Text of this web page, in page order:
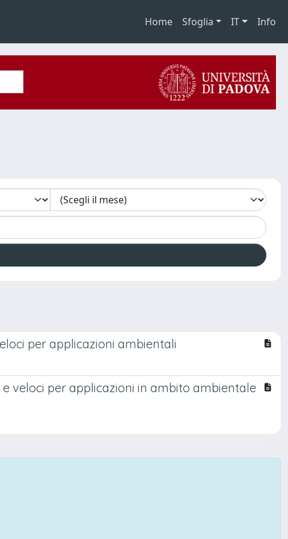
Home Sfoglia IT Info
per applicazioni ambientali
veloci per applicazioni in ambito ambientale